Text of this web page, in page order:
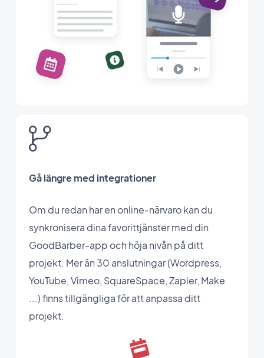
Gå längre med integrationer
Om du redan har en online-närvaro kan du
synkronisera dina favorittjänster med din
GoodBarber-app och höja nivån på ditt
projekt. Mer än 30 anslutningar (Wordpress,
YouTube, Vimeo, SquareSpace, Zapier, Make
...) finns tillgängliga för att anpassa ditt
projekt.